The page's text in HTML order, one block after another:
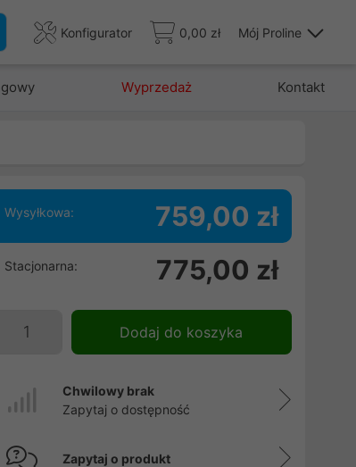
Konfigurator 0,00 zł Mój Proline
Wyprzedaż Kontakt
Wysyłkowa: 759,00 zł
Stacjonarna: 775,00 zł
Dodaj do koszyka
Chwilowy brak
Zapytaj o dostępność
Zapytaj o produkt